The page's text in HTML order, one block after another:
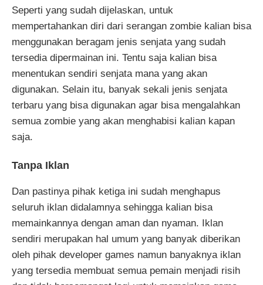
Seperti yang sudah dijelaskan, untuk
mempertahankan diri dari serangan zombie kalian bisa
menggunakan beragam jenis senjata yang sudah
tersedia dipermainan ini. Tentu saja kalian bisa
menentukan sendiri senjata mana yang akan
digunakan. Selain itu, banyak sekali jenis senjata
terbaru yang bisa digunakan agar bisa mengalahkan
semua zombie yang akan menghabisi kalian kapan
saja.
Tanpa Iklan
Dan pastinya pihak ketiga ini sudah menghapus
seluruh iklan didalamnya sehingga kalian bisa
memainkannya dengan aman dan nyaman. Iklan
sendiri merupakan hal umum yang banyak diberikan
oleh pihak developer games namun banyaknya iklan
yang tersedia membuat semua pemain menjadi risih